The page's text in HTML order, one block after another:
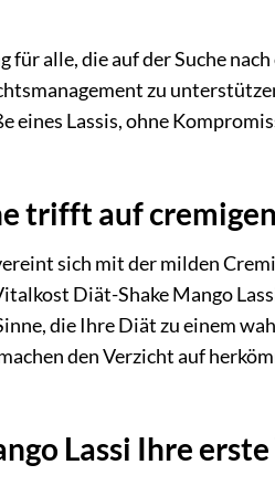
alle, die auf der Suche
zu
Lassis, ohne
trifft auf
sich mit der milden
Diät-Shake Mango
die Ihre Diät zu einem
den Verzicht auf
Lassi Ihre